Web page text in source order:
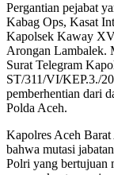
Pergantian pejabat
Kabag Ops, Kasat
Kapolsek Kaway
Arongan Lambalek.
Surat Telegram
ST/311/VI/KEP.3./
pemberhentian dari
Polda Aceh.
Kapolres Aceh
bahwa mutasi
Polri yang bertujuan